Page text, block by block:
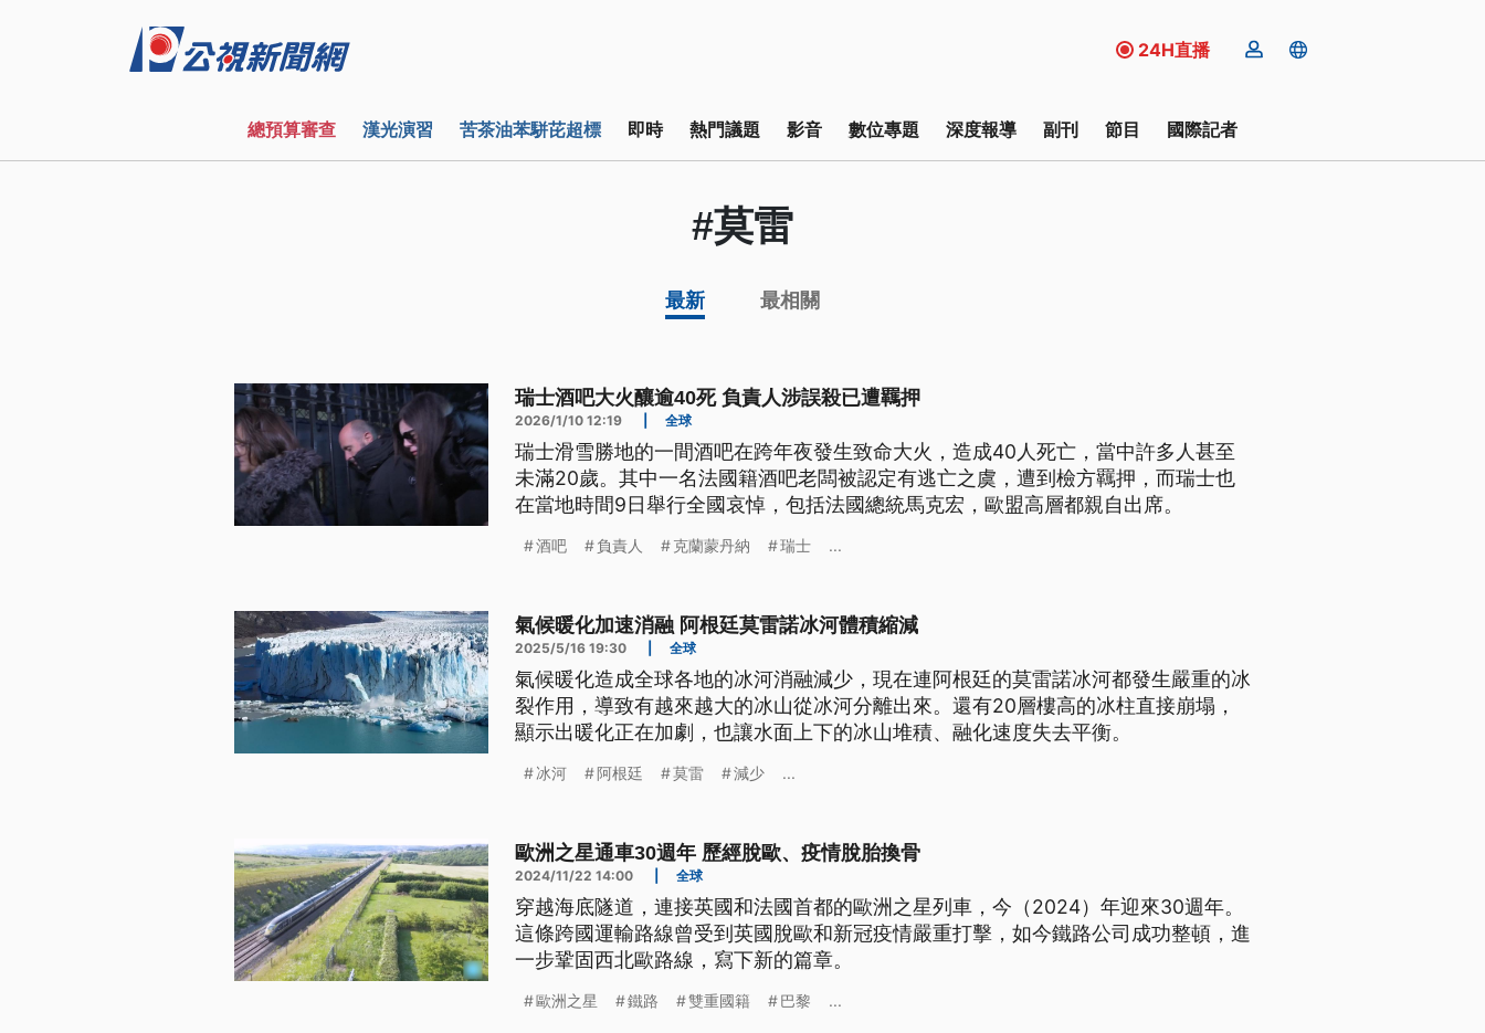
24H直播
總預算審查 漢光演習 苦茶油苯駢芘超標 即時 熱門議題 影音 數位專題 深度報導 副刊 節目 國際記者
#莫雷
最新 最相關
瑞士酒吧大火釀逾40死 負責人涉誤殺已遭羈押
2026/1/10 12:19 全球
瑞士滑雪勝地的一間酒吧在跨年夜發生致命大火，造成40人死亡，當中許多人甚至
未滿20歲。其中一名法國籍酒吧老闆被認定有逃亡之虞，遭到檢方羈押，而瑞士也
在當地時間9日舉行全國哀悼，包括法國總統馬克宏，歐盟高層都親自出席。
酒吧 負責人 克蘭蒙丹納 瑞士 ...
氣候暖化加速消融 阿根廷莫雷諾冰河體積縮減
2025/5/16 19:30 全球
氣候暖化造成全球各地的冰河消融減少，現在連阿根廷的莫雷諾冰河都發生嚴重的冰
裂作用，導致有越來越大的冰山從冰河分離出來。還有20層樓高的冰柱直接崩塌，
顯示出暖化正在加劇，也讓水面上下的冰山堆積、融化速度失去平衡。
冰河 阿根廷 莫雷 減少 ...
歐洲之星通車30週年 歷經脫歐、疫情脫胎換骨
2024/11/22 14:00 全球
穿越海底隧道，連接英國和法國首都的歐洲之星列車，今（2024）年迎來30週年。
這條跨國運輸路線曾受到英國脫歐和新冠疫情嚴重打擊，如今鐵路公司成功整頓，進
一步鞏固西北歐路線，寫下新的篇章。
歐洲之星 鐵路 雙重國籍 巴黎 ...